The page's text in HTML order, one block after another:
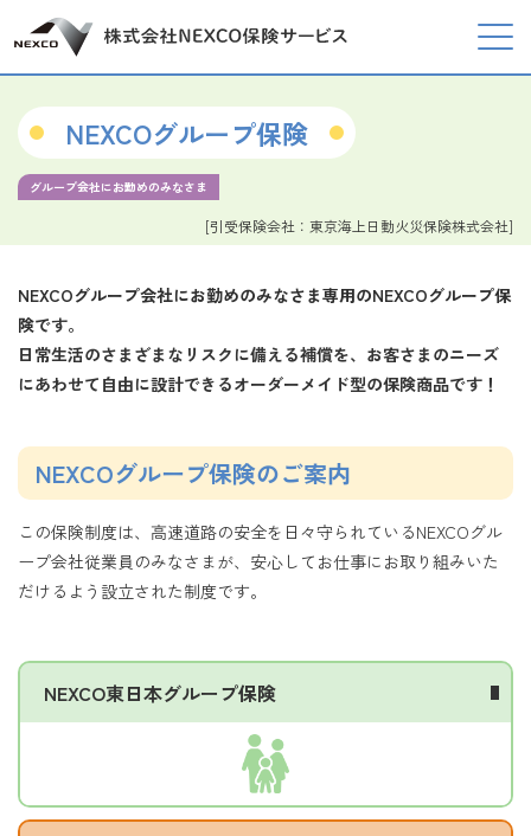
NEXCOグループ保険
グループ会社にお勤めのみなさま
[引受保険会社：東京海上日動火災保険株式会社]
NEXCOグループ会社にお勤めのみなさま専用のNEXCOグループ保
険です。
日常生活のさまざまなリスクに備える補償を、お客さまのニーズ
にあわせて自由に設計できるオーダーメイド型の保険商品です！
NEXCOグループ保険のご案内
この保険制度は、高速道路の安全を日々守られているNEXCOグル
ープ会社従業員のみなさまが、安心してお仕事にお取り組みいた
だけるよう設立された制度です。
NEXCO東日本グループ保険